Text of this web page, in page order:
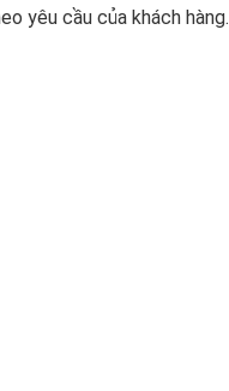
yêu cầu của khách hàng.